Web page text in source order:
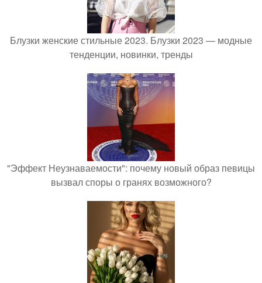
Блузки женские стильные 2023. Блузки 2023 — модные
тенденции, новинки, тренды
"Эффект Неузнаваемости": почему новый образ певицы
вызвал споры о гранях возможного?